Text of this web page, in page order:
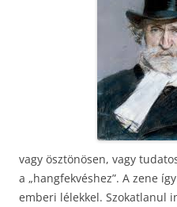
vagy ösztönösen, vagy
a „hangfekvéshez”. A zene
emberi lélekkel. Szokatlanul